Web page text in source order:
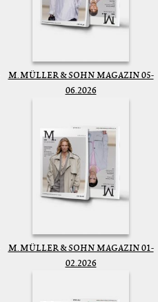
M. MÜLLER & SOHN MAGAZIN 05-
06.2026
M. MÜLLER & SOHN MAGAZIN 01-
02.2026